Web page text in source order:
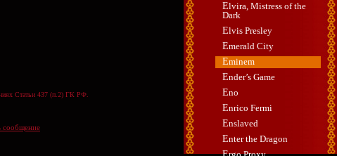
Elvira, Mistress of the
Dark
Elvis Presley
Emerald City
Eminem
Ender’s Game
Eno
Enrico Fermi
Enslaved
Enter the Dragon
Статьи 437 (п.2) ГК РФ.
сообщение